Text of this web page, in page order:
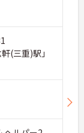
(三重)駅」